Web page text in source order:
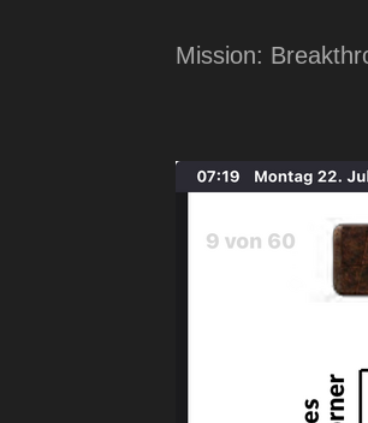
Mission: